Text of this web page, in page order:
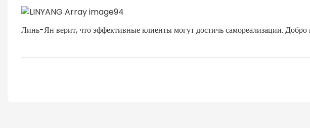
Линь-Ян верит, что эффективные клиенты могут достичь самореализации.